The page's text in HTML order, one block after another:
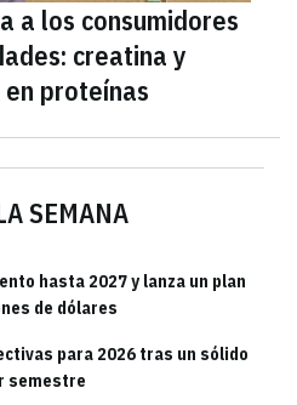
SEMANA
hasta 2027 y lanza un plan
de dólares
para 2026 tras un sólido
semestre
a los consumidores
creatina y
proteínas